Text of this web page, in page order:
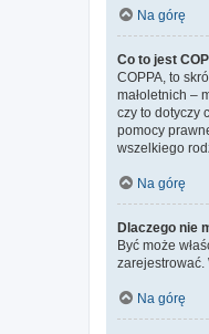
Na górę
Co to jest
COPPA, to
małoletnich –
czy to dotyczy
pomocy
wszelkiego
Na górę
Dlaczego nie
Być może
zarejestrować.
Na górę